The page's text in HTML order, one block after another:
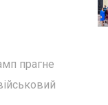
прагне